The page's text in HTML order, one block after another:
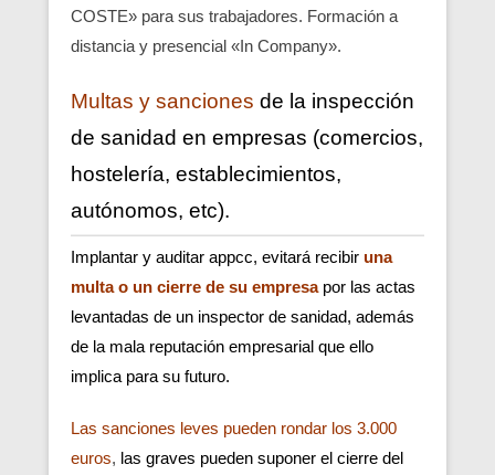
COSTE» para sus trabajadores. Formación a
distancia y presencial «In Company».
Multas y sanciones de la inspección
de sanidad en empresas (comercios,
hostelería, establecimientos,
autónomos, etc).
Implantar y auditar appcc, evitará recibir una
multa o un cierre de su empresa por las actas
levantadas de un inspector de sanidad, además
de la mala reputación empresarial que ello
implica para su futuro.
Las sanciones leves pueden rondar los 3.000
euros, las graves pueden suponer el cierre del